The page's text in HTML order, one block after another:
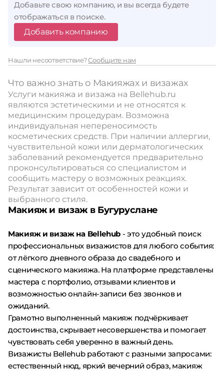
Добавьте свою компанию, и вы всегда будете
отображаться в поиске.
Добавить компанию
Нашли несоответствие?Сообщите нам
Что важно знать о Макияжах и визажах
Услуги макияжа и визажа на Bellehub.ru
являются эстетическими и не относятся к
медицинским процедурам. Возможна
индивидуальная непереносимость
косметических средств. При наличии аллергии,
чувствительной кожи или дерматологических
заболеваний рекомендуется предварительно
проконсультироваться со специалистом и
сообщить мастеру о возможных реакциях.
Результат зависит от особенностей кожи и
выбранного стиля.
Макияж и визаж в Бугуруслане
Макияж и визаж на Bellehub - это удобный поиск
профессиональных визажистов для любого события:
от лёгкого дневного образа до свадебного и
сценического макияжа. На платформе представлены
мастера с портфолио, отзывами клиентов и
возможностью онлайн-записи без звонков и
ожиданий.
Грамотно выполненный макияж подчёркивает
достоинства, скрывает несовершенства и помогает
чувствовать себя уверенно в важный день.
Визажисты Bellehub работают с разными запросами:
естественный нюд, яркий вечерний образ, макияж